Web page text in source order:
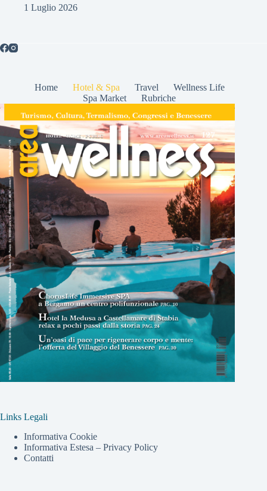
1 Luglio 2026
Home Hotel & Spa Travel
Wellness Life
Spa Market
Rubriche
Links Legali
Informativa Cookie
Informativa Estesa – Privacy Policy
Contatti